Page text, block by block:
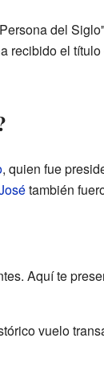
del
recibido el
, quien fue
también
Aquí te
vuelo